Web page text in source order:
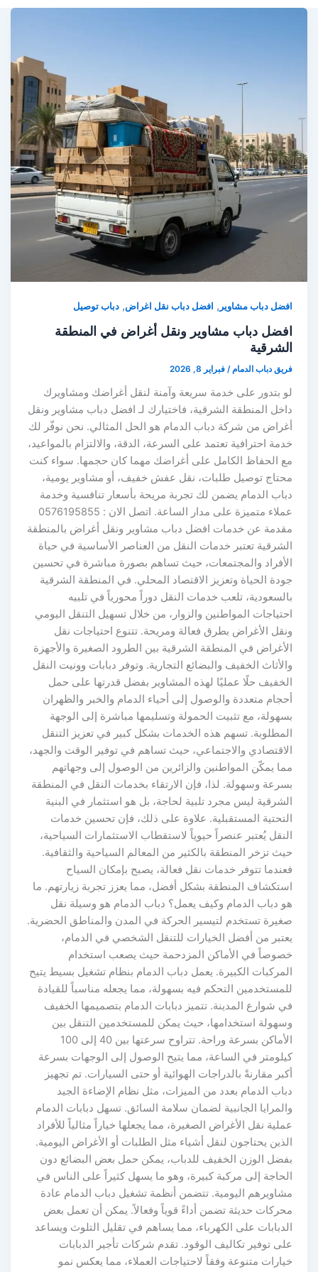
افضل دباب مشاوير,افضل دباب نقل اغراض,دباب توصيل
افضل دباب مشاوير ونقل أغراض في المنطقة
الشرقية
فريق دباب الدمام/فبراير 8, 2026
لو بتدور على خدمة سريعة وآمنة لنقل أغراضك ومشاويرك
داخل المنطقة الشرقية، فاختيارك لـ افضل دباب مشاوير ونقل
أغراض من شركة دباب الدمام هو الحل المثالي. نحن نوفّر لك
خدمة احترافية تعتمد على السرعة، الدقة، والالتزام بالمواعيد،
مع الحفاظ الكامل على أغراضك مهما كان حجمها. سواء كنت
محتاج توصيل طلبات، نقل عفش خفيف، أو مشاوير يومية،
دباب الدمام يضمن لك تجربة مريحة بأسعار تنافسية وخدمة
عملاء متميزة على مدار الساعة. اتصل الان : 0576195855
مقدمة عن خدمات افضل دباب مشاوير ونقل أغراض بالمنطقة
الشرقية تعتبر خدمات النقل من العناصر الأساسية في حياة
الأفراد والمجتمعات، حيث تساهم بصورة مباشرة في تحسين
جودة الحياة وتعزيز الاقتصاد المحلي. في المنطقة الشرقية
بالسعودية، تلعب خدمات النقل دوراً محورياً في تلبيه
احتياجات المواطنين والزوار، من خلال تسهيل التنقل اليومي
ونقل الأغراض بطرق فعالة ومريحة. تتنوع احتياجات نقل
الأغراض في المنطقة الشرقية بين الطرود الصغيرة والأجهزة
والأثاث الخفيف والبضائع التجارية. وتوفر دبابات وونيت النقل
الخفيف حلًا عمليًا لهذه المشاوير بفضل قدرتها على حمل
أحجام متعددة والوصول إلى أحياء الدمام والخبر والظهران
بسهولة، مع تثبيت الحمولة وتسليمها مباشرة إلى الوجهة
المطلوبة. تسهم هذه الخدمات بشكل كبير في تعزيز التنقل
الاقتصادي والاجتماعي، حيث تساهم في توفير الوقت والجهد،
مما يمكّن المواطنين والزائرين من الوصول إلى وجهاتهم
بسرعة وسهولة. لذا، فإن الارتقاء بخدمات النقل في المنطقة
الشرقية ليس مجرد تلبية لحاجة، بل هو استثمار في البنية
التحتية المستقبلية. علاوة على ذلك، فإن تحسين خدمات
النقل يُعتبر عنصراً حيوياً لاستقطاب الاستثمارات السياحية،
حيث تزخر المنطقة بالكثير من المعالم السياحية والثقافية.
فعندما تتوفر خدمات نقل فعالة، يصبح بإمكان السياح
استكشاف المنطقة بشكل أفضل، مما يعزز تجربة زيارتهم. ما
هو دباب الدمام وكيف يعمل؟ دباب الدمام هو وسيلة نقل
صغيرة تستخدم لتيسير الحركة في المدن والمناطق الحضرية.
يعتبر من أفضل الخيارات للتنقل الشخصي في الدمام،
خصوصاً في الأماكن المزدحمة حيث يصعب استخدام
المركبات الكبيرة. يعمل دباب الدمام بنظام تشغيل بسيط يتيح
للمستخدمين التحكم فيه بسهولة، مما يجعله مناسباً للقيادة
في شوارع المدينة. تتميز دبابات الدمام بتصميمها الخفيف
وسهولة استخدامها، حيث يمكن للمستخدمين التنقل بين
الأماكن بسرعة وراحة. تتراوح سرعتها بين 40 إلى 100
كيلومتر في الساعة، مما يتيح الوصول إلى الوجهات بسرعة
أكبر مقارنةً بالدراجات الهوائية أو حتى السيارات. تم تجهيز
دباب الدمام بعدد من الميزات، مثل نظام الإضاءة الجيد
والمرايا الجانبية لضمان سلامة السائق. تسهل دبابات الدمام
عملية نقل الأغراض الصغيرة، مما يجعلها خياراً مثالياً للأفراد
الذين يحتاجون لنقل أشياء مثل الطلبات أو الأغراض اليومية.
بفضل الوزن الخفيف للدباب، يمكن حمل بعض البضائع دون
الحاجة إلى مركبة كبيرة، وهو ما يسهل كثيراً على الناس في
مشاويرهم اليومية. تتضمن أنظمة تشغيل دباب الدمام عادة
محركات حديثة تضمن أداءً قوياً وفعالاً. يمكن أن تعمل بعض
الدبابات على الكهرباء، مما يساهم في تقليل التلوث ويساعد
على توفير تكاليف الوقود. تقدم شركات تأجير الدبابات
خيارات متنوعة وفقاً لاحتياجات العملاء، مما يعكس نمو